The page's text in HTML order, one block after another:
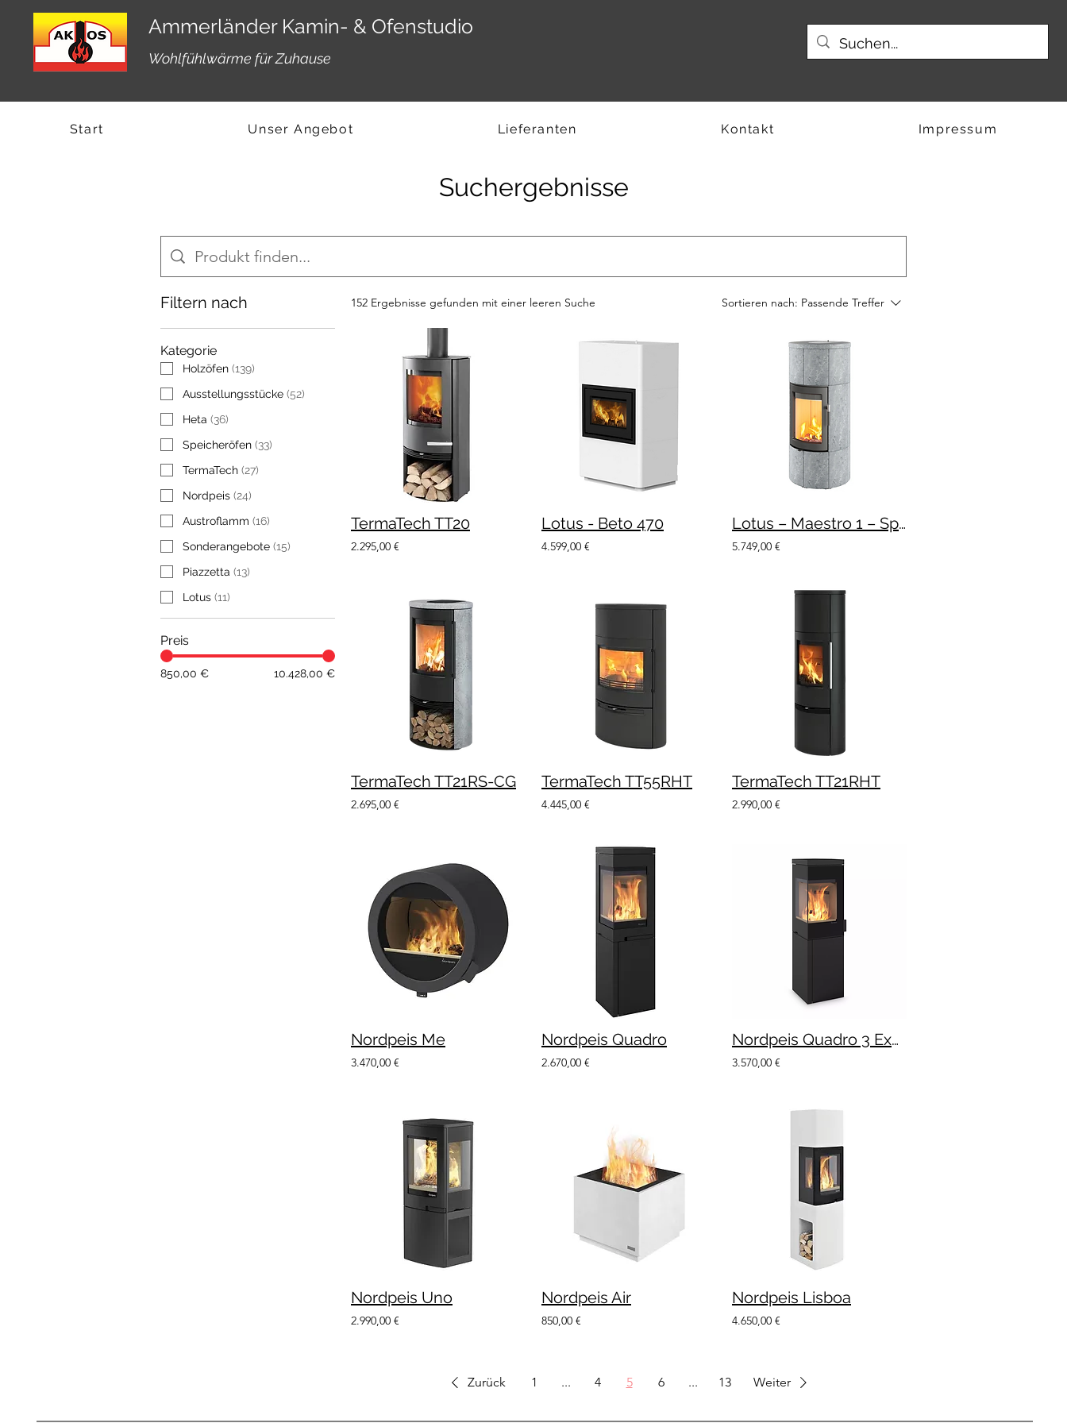
Ammerländer Kamin- & Ofenstudio
Wohlfühlwärme für Zuhause
Suchergebnisse
Filtern nach
Kategorie
Holzöfen (139)
Ausstellungsstücke (52)
Heta (36)
Speicheröfen (33)
TermaTech (27)
Nordpeis (24)
Austroflamm (16)
Sonderangebote (15)
Piazzetta (13)
Lotus (11)
Preis
850,00 € 10.428,00 €
152 Ergebnisse gefunden mit einer leeren Suche Sortieren nach: Passende Treffer
TermaTech TT20
2.295,00 €
Lotus - Beto 470
4.599,00 €
Lotus – Maestro 1 – Speckstein
5.749,00 €
TermaTech TT21RS-CG
2.695,00 €
TermaTech TT55RHT
4.445,00 €
TermaTech TT21RHT
2.990,00 €
Nordpeis Me
3.470,00 €
Nordpeis Quadro
2.670,00 €
Nordpeis Quadro 3 Exklusiv
3.570,00 €
Nordpeis Uno
2.990,00 €
Nordpeis Air
850,00 €
Nordpeis Lisboa
4.650,00 €
Zurück 1 ... 4 5 6 ... 13 Weiter
Start Unser Angebot Lieferanten Kontakt Impressum